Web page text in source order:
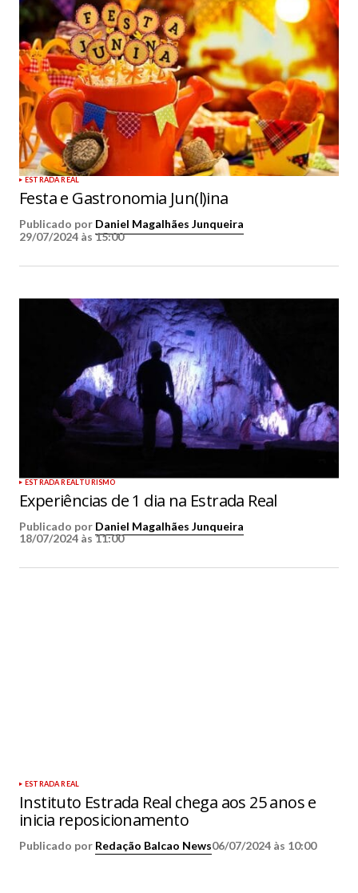
ESTRADA REAL
Festa e Gastronomia Jun(l)ina
Publicado por Daniel Magalhães Junqueira
29/07/2024 às 15:00
ESTRADA REAL TURISMO
Experiências de 1 dia na Estrada Real
Publicado por Daniel Magalhães Junqueira
18/07/2024 às 11:00
ESTRADA REAL
Instituto Estrada Real chega aos 25 anos e
inicia reposicionamento
Publicado por Redação Balcao News06/07/2024 às 10:00